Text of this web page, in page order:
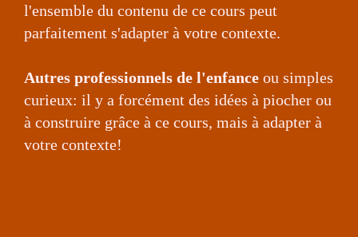
l'ensemble du contenu de ce cours peut
parfaitement s'adapter à votre contexte.
Autres professionnels de l'enfance ou simples
curieux: il y a forcément des idées à piocher ou
à construire grâce à ce cours, mais à adapter à
votre contexte!